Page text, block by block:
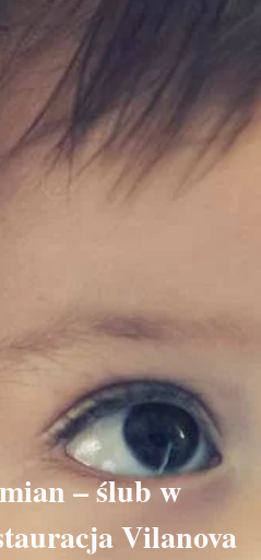
– ślub w
Vilanova